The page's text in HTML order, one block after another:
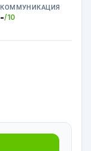
КОММУНИКАЦИЯ
-/10